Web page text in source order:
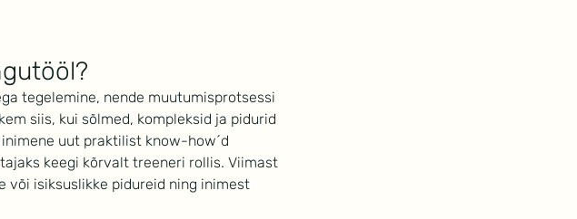
tegelemine, nende muutumisprotsessi
siis, kui sõlmed, kompleksid ja pidurid
uut praktilist know-how´d
keegi kõrvalt treeneri rollis. Viimast
või isiksuslikke pidureid ning inimest